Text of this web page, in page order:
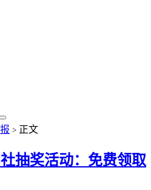
> 正文
抽奖活动：免费领取